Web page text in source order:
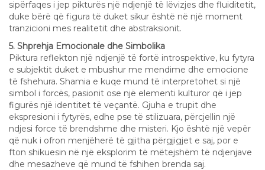
sipërfaqes i jep pikturës një ndjenjë të lëvizjes dhe fluiditetit,
duke bërë që figura të duket sikur është në një moment
tranzicioni mes realitetit dhe abstraksionit.
5. Shprehja Emocionale dhe Simbolika
Piktura reflekton një ndjenjë të fortë introspektive, ku fytyra
e subjektit duket e mbushur me mendime dhe emocione
të fshehura. Shamia e kuqe mund të interpretohet si një
simbol i forcës, pasionit ose një elementi kulturor që i jep
figurës një identitet të veçantë. Gjuha e trupit dhe
ekspresioni i fytyrës, edhe pse të stilizuara, përcjellin një
ndjesi force të brendshme dhe misteri. Kjo është një vepër
që nuk i ofron menjëherë të gjitha përgjigjet e saj, por e
fton shikuesin në një eksplorim të mëtejshëm të ndjenjave
dhe mesazheve që mund të fshihen brenda saj.